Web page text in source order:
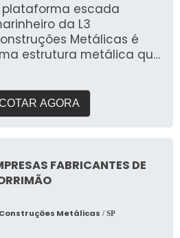
plataforma escada
da L3
Metálicas é
estrutura metálica que
AGORA
FABRICANTES DE
Metálicas / SP